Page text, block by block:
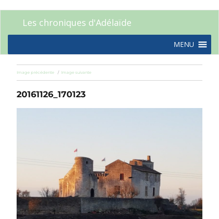
Les chroniques d'Adélaïde
MENU
Image précédente Image suivante
20161126_170123